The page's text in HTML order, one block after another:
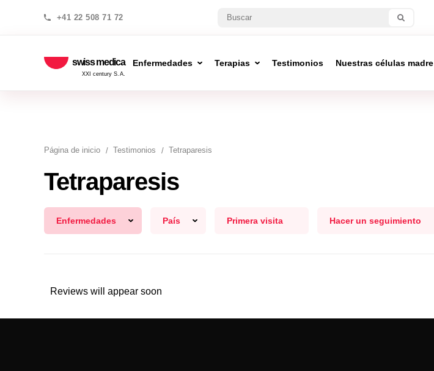
+41 22 508 71 72
swiss medica
XXI century S.A.
Enfermedades Terapias Testimonios Nuestras células madre
Página de inicio Testimonios Tetraparesis
Tetraparesis
Enfermedades País Primera visita Hacer un seguimiento
Reviews will appear soon